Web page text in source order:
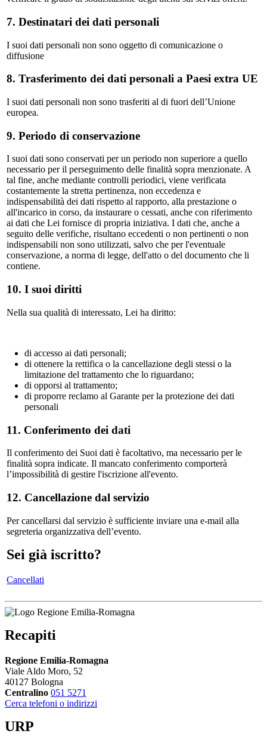
7. Destinatari dei dati personali
I suoi dati personali non sono oggetto di comunicazione o
diffusione
8. Trasferimento dei dati personali a Paesi extra UE
I suoi dati personali non sono trasferiti al di fuori dell’Unione
europea.
9. Periodo di conservazione
I suoi dati sono conservati per un periodo non superiore a quello
necessario per il perseguimento delle finalità sopra menzionate. A
tal fine, anche mediante controlli periodici, viene verificata
costantemente la stretta pertinenza, non eccedenza e
indispensabilità dei dati rispetto al rapporto, alla prestazione o
all'incarico in corso, da instaurare o cessati, anche con riferimento
ai dati che Lei fornisce di propria iniziativa. I dati che, anche a
seguito delle verifiche, risultano eccedenti o non pertinenti o non
indispensabili non sono utilizzati, salvo che per l'eventuale
conservazione, a norma di legge, dell'atto o del documento che li
contiene.
10. I suoi diritti
Nella sua qualità di interessato, Lei ha diritto:
di accesso ai dati personali;
di ottenere la rettifica o la cancellazione degli stessi o la
limitazione del trattamento che lo riguardano;
di opporsi al trattamento;
di proporre reclamo al Garante per la protezione dei dati
personali
11. Conferimento dei dati
Il conferimento dei Suoi dati è facoltativo, ma necessario per le
finalità sopra indicate. Il mancato conferimento comporterà
l’impossibilità di gestire l'iscrizione all'evento.
12. Cancellazione dal servizio
Per cancellarsi dal servizio è sufficiente inviare una e-mail alla
segreteria organizzativa dell’evento.
Sei già iscritto?
Cancellati
Recapiti
Regione Emilia-Romagna
Viale Aldo Moro, 52
40127 Bologna
Centralino 051 5271
Cerca telefoni o indirizzi
URP